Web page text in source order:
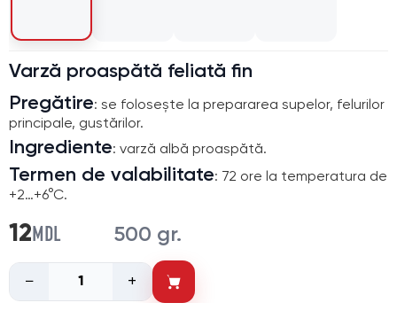
Varză proaspătă feliată fin
Pregătire: se folosește la prepararea supelor, felurilor
principale, gustărilor.
Ingrediente: varză albă proaspătă.
Termen de valabilitate: 72 ore la temperatura de
+2…+6°C.
12MDL 500 gr.
− +